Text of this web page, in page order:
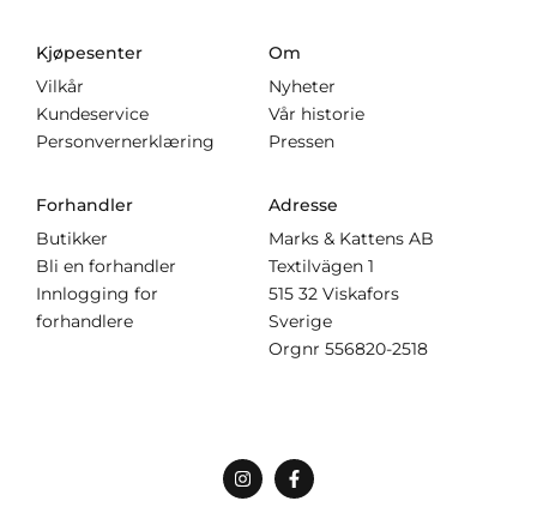
Kjøpesenter
Vilkår
Kundeservice
Personvernerklæring
Om
Nyheter
Vår historie
Pressen
Forhandler
Butikker
Bli en forhandler
Innlogging for
forhandlere
Adresse
Marks & Kattens AB
Textilvägen 1
515 32 Viskafors
Sverige
Orgnr 556820-2518